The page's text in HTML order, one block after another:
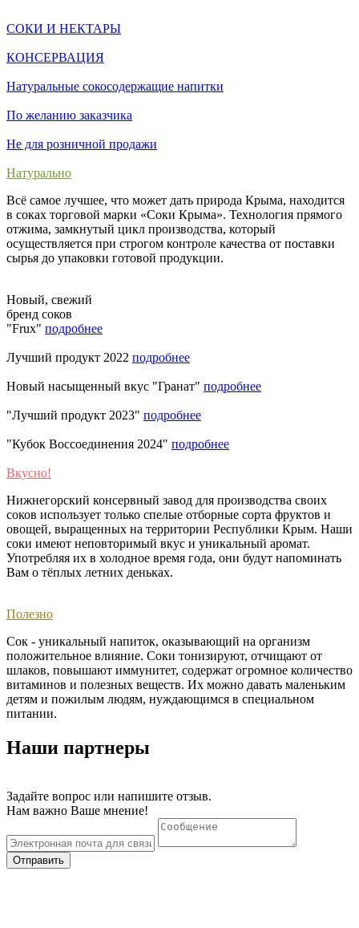
СОКИ И НЕКТАРЫ
КОНСЕРВАЦИЯ
Натуральные сокосодержащие напитки
По желанию заказчика
Не для розничной продажи
Натурально
Всё самое лучшее, что может дать природа Крыма, находится
в соках торговой марки «Соки Крыма». Технология прямого
отжима, замкнутый цикл производства, который
осуществляется при строгом контроле качества от поставки
сырья до упаковки готовой продукции.
Новый, свежий
бренд соков
"Frux" подробнее
Лучший продукт 2022 подробнее
Новый насыщенный вкус "Гранат" подробнее
"Лучший продукт 2023" подробнее
"Кубок Воссоединения 2024" подробнее
Вкусно!
Нижнегорский консервный завод для производства своих
соков использует только спелые отборные сорта фруктов и
овощей, выращенных на территории Республики Крым. Наши
соки имеют неповторимый вкус и уникальный аромат.
Употребляя их в холодное время года, они будут напоминать
Вам о тёплых летних деньках. ​
Полезно
Сок - уникальный напиток, оказывающий на организм
положительное влияние. Соки тонизируют, отчищают от
шлаков, повышают иммунитет, содержат огромное количество
витаминов и полезных веществ. Их можно давать маленьким
детям и пожилым людям, нуждающимся в специальном
питании.
Наши партнеры
Задайте вопрос или напишите отзыв.
Нам важно Ваше мнение!
Отправить